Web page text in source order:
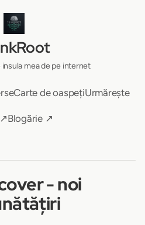
insula mea de pe internet
Carte de oaspețiUrmărește
Blogărie ↗
- noi